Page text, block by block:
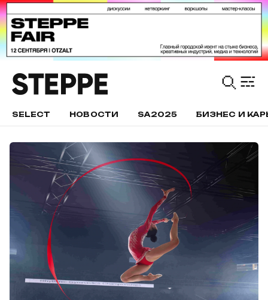
SELECT НОВОСТИ SA2025 БИЗНЕС И